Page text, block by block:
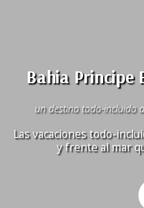
Bahia Principe
un destino todo-incluido
Las vacaciones todo-
y frente al mar